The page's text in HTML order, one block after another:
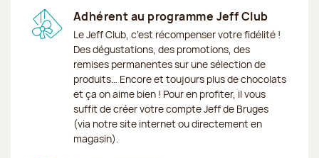
Adhérent au programme Jeff Club
Le Jeff Club, c’est récompenser votre fidélité !
Des dégustations, des promotions, des
remises permanentes sur une sélection de
produits… Encore et toujours plus de chocolats
et ça on aime bien ! Pour en profiter, il vous
suffit de créer votre compte Jeff de Bruges
(via notre site internet ou directement en
magasin).